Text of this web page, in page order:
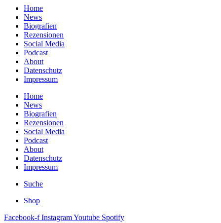
Home
News
Biografien
Rezensionen
Social Media
Podcast
About
Datenschutz
Impressum
Home
News
Biografien
Rezensionen
Social Media
Podcast
About
Datenschutz
Impressum
Suche
Shop
Facebook-f InstagramYoutube Spotify